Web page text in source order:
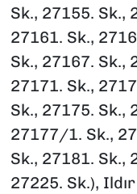
Sk., 27155. Sk.,
27161. Sk.,
Sk., 27167. Sk.,
27171. Sk.,
Sk., 27175. Sk.,
27177/1. Sk.,
Sk., 27181. Sk.,
27225. Sk.),